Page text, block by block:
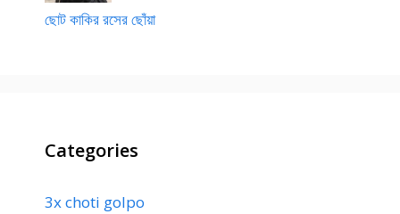
ছোট কাকির রসের ছোঁয়া
Categories
3x choti golpo